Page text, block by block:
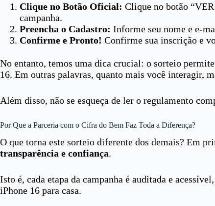
Clique no Botão Oficial: Clique no botão
campanha.
Preencha o Cadastro: Informe seu nome e e-
Confirme e Pronto! Confirme sua inscrição e
No entanto, temos uma dica crucial: o sorteio
16. Em outras palavras, quanto mais você interagir,
Além disso, não se esqueça de ler o regulamento
Por Que a Parceria com o Cifra do Bem Faz Toda a Diferença?
O que torna este sorteio diferente dos demais? Em
transparência e confiança.
Isto é, cada etapa da campanha é auditada e
iPhone 16 para casa.